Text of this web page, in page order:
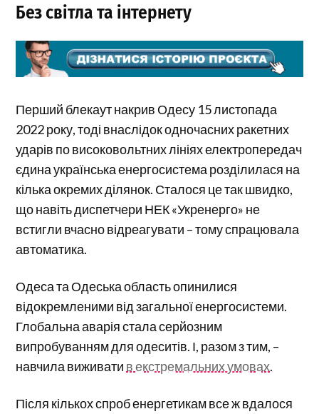
Без світла та інтернету
Перший блекаут накрив Одесу 15 листопада
2022 року, тоді внаслідок одночасних ракетних
ударів по високовольтних лініях електропередач
єдина українська енергосистема розділилася на
кілька окремих ділянок. Сталося це так швидко,
що навіть диспетчери НЕК «Укренерго» не
встигли вчасно відреагувати – тому спрацювала
автоматика.
Одеса та Одеська область опинилися
відокремленими від загальної енергосистеми.
Глобальна аварія стала серйозним
випробуванням для одеситів. І, разом з тим, –
навчила виживати в екстремальних умовах.
Після кількох спроб енергетикам все ж вдалося